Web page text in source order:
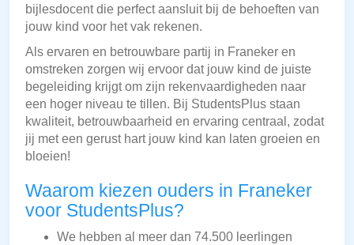
bijlesdocent die perfect aansluit bij de behoeften van
jouw kind voor het vak rekenen.
Als ervaren en betrouwbare partij in Franeker en
omstreken zorgen wij ervoor dat jouw kind de juiste
begeleiding krijgt om zijn rekenvaardigheden naar
een hoger niveau te tillen. Bij StudentsPlus staan
kwaliteit, betrouwbaarheid en ervaring centraal, zodat
jij met een gerust hart jouw kind kan laten groeien en
bloeien!
Waarom kiezen ouders in Franeker
voor StudentsPlus?
We hebben al meer dan 74.500 leerlingen